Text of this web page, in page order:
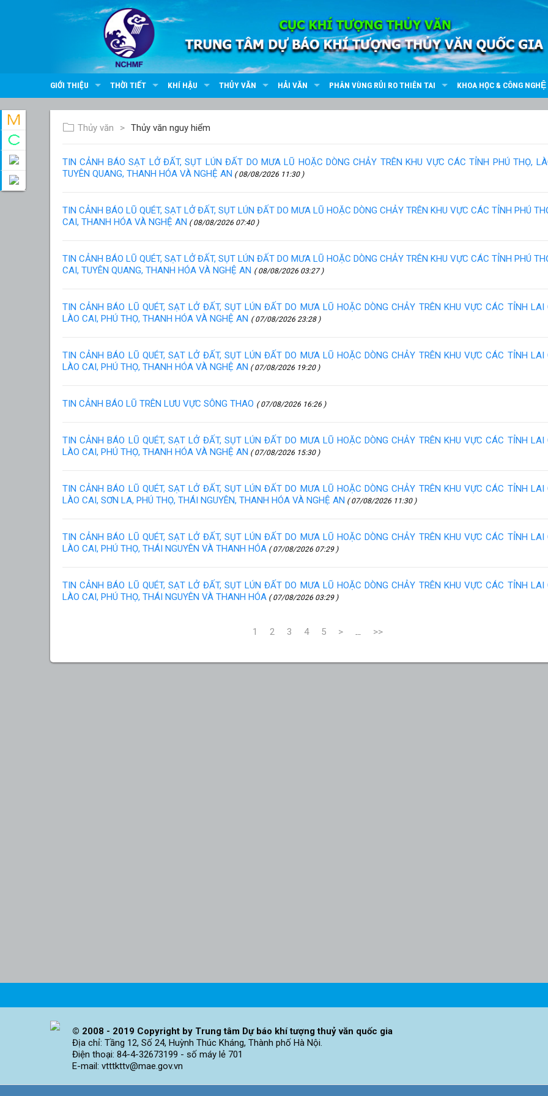
GIỚI THIỆU THỜI TIẾT KHÍ HẬU THỦY VĂN HẢI VĂN PHÂN VÙNG RỦI RO THIÊN TAI KHOA HỌC & CÔNG NGHỆ
Thủy văn Thủy văn nguy hiểm
TIN CẢNH BÁO SẠT LỞ ĐẤT, SỤT LÚN ĐẤT DO MƯA LŨ HOẶC DÒNG CHẢY TRÊN KHU VỰC CÁC TỈNH PHÚ THỌ,
TUYÊN QUANG, THANH HÓA VÀ NGHỆ AN ( 08/08/2026 11:30 )
TIN CẢNH BÁO LŨ QUÉT, SẠT LỞ ĐẤT, SỤT LÚN ĐẤT DO MƯA LŨ HOẶC DÒNG CHẢY TRÊN KHU VỰC CÁC TỈNH PHÚ
CAI, THANH HÓA VÀ NGHỆ AN ( 08/08/2026 07:40 )
TIN CẢNH BÁO LŨ QUÉT, SẠT LỞ ĐẤT, SỤT LÚN ĐẤT DO MƯA LŨ HOẶC DÒNG CHẢY TRÊN KHU VỰC CÁC TỈNH PHÚ
CAI, TUYÊN QUANG, THANH HÓA VÀ NGHỆ AN ( 08/08/2026 03:27 )
TIN CẢNH BÁO LŨ QUÉT, SẠT LỞ ĐẤT, SỤT LÚN ĐẤT DO MƯA LŨ HOẶC DÒNG CHẢY TRÊN KHU VỰC CÁC TỈNH LAI
LÀO CAI, PHÚ THỌ, THANH HÓA VÀ NGHỆ AN ( 07/08/2026 23:28 )
TIN CẢNH BÁO LŨ QUÉT, SẠT LỞ ĐẤT, SỤT LÚN ĐẤT DO MƯA LŨ HOẶC DÒNG CHẢY TRÊN KHU VỰC CÁC TỈNH LAI
LÀO CAI, PHÚ THỌ, THANH HÓA VÀ NGHỆ AN ( 07/08/2026 19:20 )
TIN CẢNH BÁO LŨ TRÊN LƯU VỰC SÔNG THAO ( 07/08/2026 16:26 )
TIN CẢNH BÁO LŨ QUÉT, SẠT LỞ ĐẤT, SỤT LÚN ĐẤT DO MƯA LŨ HOẶC DÒNG CHẢY TRÊN KHU VỰC CÁC TỈNH LAI
LÀO CAI, PHÚ THỌ, THANH HÓA VÀ NGHỆ AN ( 07/08/2026 15:30 )
TIN CẢNH BÁO LŨ QUÉT, SẠT LỞ ĐẤT, SỤT LÚN ĐẤT DO MƯA LŨ HOẶC DÒNG CHẢY TRÊN KHU VỰC CÁC TỈNH LAI
LÀO CAI, SƠN LA, PHÚ THỌ, THÁI NGUYÊN, THANH HÓA VÀ NGHỆ AN ( 07/08/2026 11:30 )
TIN CẢNH BÁO LŨ QUÉT, SẠT LỞ ĐẤT, SỤT LÚN ĐẤT DO MƯA LŨ HOẶC DÒNG CHẢY TRÊN KHU VỰC CÁC TỈNH LAI
LÀO CAI, PHÚ THỌ, THÁI NGUYÊN VÀ THANH HÓA ( 07/08/2026 07:29 )
TIN CẢNH BÁO LŨ QUÉT, SẠT LỞ ĐẤT, SỤT LÚN ĐẤT DO MƯA LŨ HOẶC DÒNG CHẢY TRÊN KHU VỰC CÁC TỈNH LAI
LÀO CAI, PHÚ THỌ, THÁI NGUYÊN VÀ THANH HÓA ( 07/08/2026 03:29 )
1 2 3 4 5 > ... >>
© 2008 - 2019 Copyright by Trung tâm Dự báo khí tượng thuỷ văn quốc gia
Địa chỉ: Tầng 12, Số 24, Huỳnh Thúc Kháng, Thành phố Hà Nội.
Điện thoại: 84-4-32673199 - số máy lẻ 701
E-mail: vtttkttv@mae.gov.vn